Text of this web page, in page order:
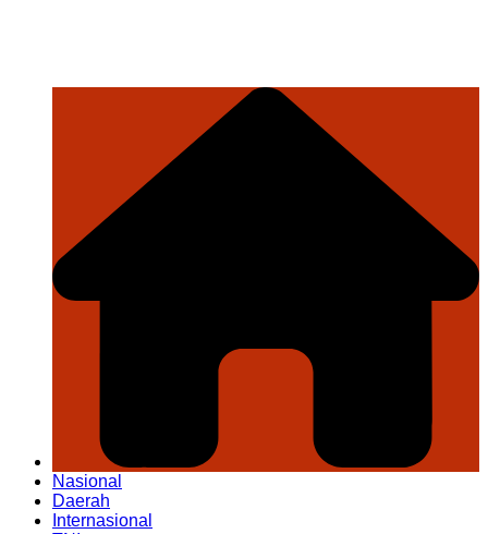
Nasional
Daerah
Internasional